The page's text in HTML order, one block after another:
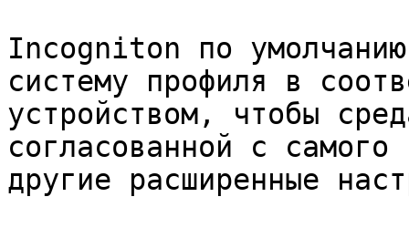
Incogniton по умолчанию
систему профиля в
устройством, чтобы
согласованной с
другие расширенные